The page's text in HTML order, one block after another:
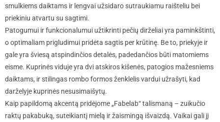
smulkiems daiktams ir lengvai užsidaro sutraukiamu raišteliu bei
priekiniu atvartu su sagtimi.
Patogumui ir funkcionalumui užtikrinti pečių dirželiai yra paminkštinti,
o optimaliam prigludimui pridėta sagtis per krūtinę. Be to, priekyje ir
gale yra šviesą atspindinčios detalės, padedančios būti matomiems
eisme. Kuprinės viduje yra dvi atskiros kišenės, patogios mažesniems
daiktams, ir stilingas rombo formos ženklelis vardui užrašyti, kad
darželyje kuprinės nesusimaišytų.
Kaip papildomą akcentą pridėjome „Fabelab“ talismaną – zuikučio
raktų pakabuką, suteikiantį mielą ir žaismingą išvaizdą. Vaikai gali jį